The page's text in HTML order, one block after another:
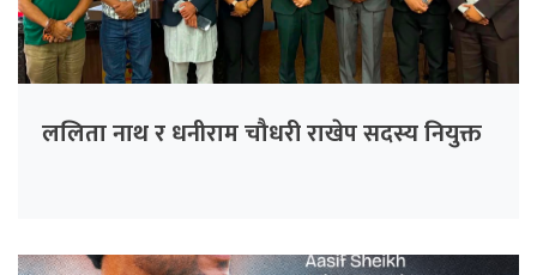
ललिता नाथ र धनीराम चौधरी राखेप सदस्य नियुक्त